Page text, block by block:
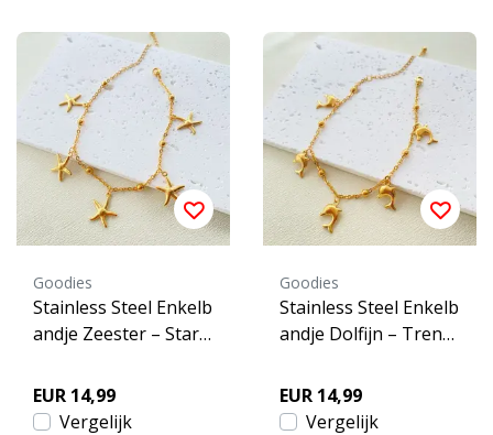
Goodies
Stainless Steel Enkelb
andje Zeester – Starfi
EUR 14,99
Vergelijk
Goodies
Stainless Steel Enkelb
andje Dolfijn – Trend
EUR 14,99
Vergelijk